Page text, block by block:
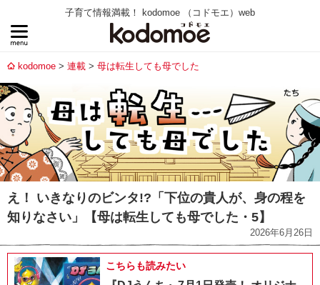
子育て情報満載！ kodomoe （コドモエ）web
kodomoe 連載 母は転生しても母でした
え！ いきなりのビンタ!?「下位の貴人が、身の程を
知りなさい」【母は転生しても母でした・5】
2026年6月26日
こちらも読みたい